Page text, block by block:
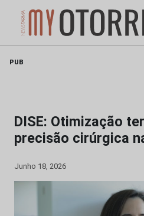
PUB
DISE: Otimização
precisão cirúrgica
Junho 18, 2026